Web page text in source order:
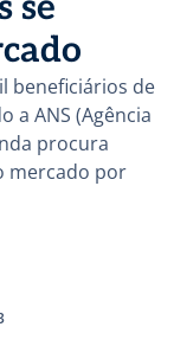
beneficiários de
a ANS (Agência
procura
mercado por